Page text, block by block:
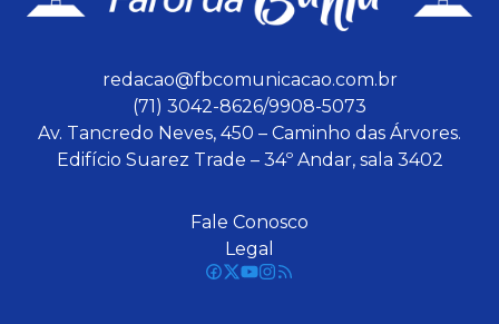
redacao@fbcomunicacao.com.br
(71) 3042-8626/9908-5073
Av. Tancredo Neves, 450 – Caminho das Árvores.
Edifício Suarez Trade – 34º Andar, sala 3402
Fale Conosco
Legal